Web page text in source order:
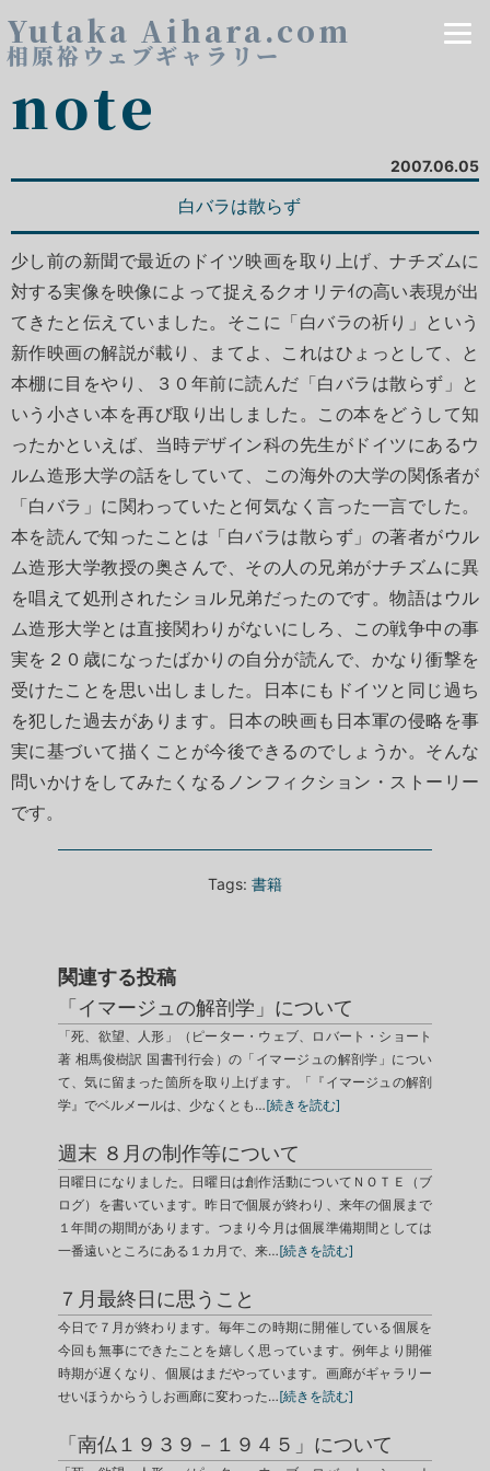
Yutaka Aihara.com
相原裕ウェブギャラリー
note
2007.06.05
白バラは散らず
少し前の新聞で最近のドイツ映画を取り上げ、ナチズムに
対する実像を映像によって捉えるクオリテｲの高い表現が出
てきたと伝えていました。そこに「白バラの祈り」という
新作映画の解説が載り、まてよ、これはひょっとして、と
本棚に目をやり、３０年前に読んだ「白バラは散らず」と
いう小さい本を再び取り出しました。この本をどうして知
ったかといえば、当時デザイン科の先生がドイツにあるウ
ルム造形大学の話をしていて、この海外の大学の関係者が
「白バラ」に関わっていたと何気なく言った一言でした。
本を読んで知ったことは「白バラは散らず」の著者がウル
ム造形大学教授の奥さんで、その人の兄弟がナチズムに異
を唱えて処刑されたショル兄弟だったのです。物語はウル
ム造形大学とは直接関わりがないにしろ、この戦争中の事
実を２０歳になったばかりの自分が読んで、かなり衝撃を
受けたことを思い出しました。日本にもドイツと同じ過ち
を犯した過去があります。日本の映画も日本軍の侵略を事
実に基づいて描くことが今後できるのでしょうか。そんな
問いかけをしてみたくなるノンフィクション・ストーリー
です。
Tags: 書籍
関連する投稿
「イマージュの解剖学」について
「死、欲望、人形」（ピーター・ウェブ、ロバート・ショート
著 相馬俊樹訳 国書刊行会）の「イマージュの解剖学」につい
て、気に留まった箇所を取り上げます。「『イマージュの解剖
学』でベルメールは、少なくとも…[続きを読む]
週末 ８月の制作等について
日曜日になりました。日曜日は創作活動についてＮＯＴＥ（ブ
ログ）を書いています。昨日で個展が終わり、来年の個展まで
１年間の期間があります。つまり今月は個展準備期間としては
一番遠いところにある１カ月で、来…[続きを読む]
７月最終日に思うこと
今日で７月が終わります。毎年この時期に開催している個展を
今回も無事にできたことを嬉しく思っています。例年より開催
時期が遅くなり、個展はまだやっています。画廊がギャラリー
せいほうからうしお画廊に変わった…[続きを読む]
「南仏１９３９－１９４５」について